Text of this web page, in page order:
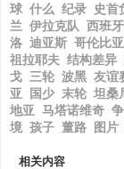
球 什么 纪录 史首
兰 伊拉克队 西班
洛 迪亚斯 哥伦比亚
祖拉耶夫 结构差异
戈 三轮 波黑 友谊
亚
国少 末轮 坦桑
地亚 马塔诺维奇
境 孩子 董路 图片
相关内容